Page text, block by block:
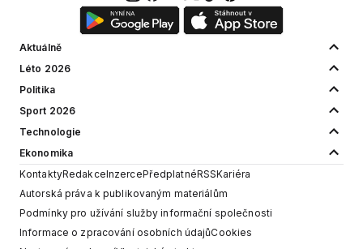
Aktuálně
Léto 2026
Politika
Sport 2026
Technologie
Ekonomika
KontaktyRedakceInzercePředplatnéRSSKariéra
Autorská práva k publikovaným materiálům
Podmínky pro užívání služby informační společnosti
Informace o zpracování osobních údajůCookies